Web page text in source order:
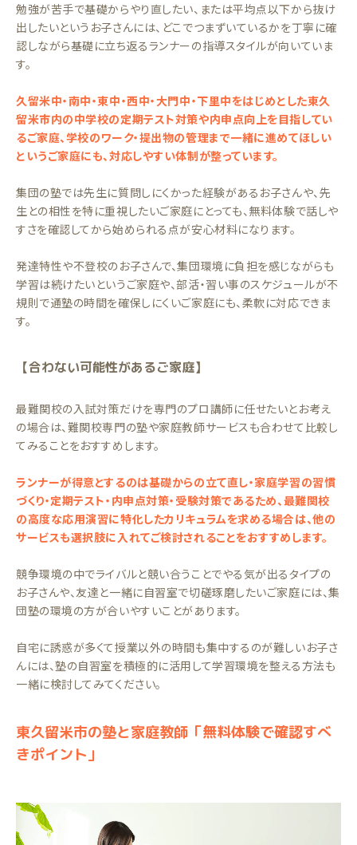
勉強が苦手で基礎からやり直したい、または平均点以下から抜け
出したいというお子さんには、どこでつまずいているかを丁寧に確
認しながら基礎に立ち返るランナーの指導スタイルが向いていま
す。
久留米中・南中・東中・西中・大門中・下里中をはじめとした東久
留米市内の中学校の定期テスト対策や内申点向上を目指してい
るご家庭、学校のワーク・提出物の管理まで一緒に進めてほしい
というご家庭にも、対応しやすい体制が整っています。
集団の塾では先生に質問しにくかった経験があるお子さんや、先
生との相性を特に重視したいご家庭にとっても、無料体験で話しや
すさを確認してから始められる点が安心材料になります。
発達特性や不登校のお子さんで、集団環境に負担を感じながらも
学習は続けたいというご家庭や、部活・習い事のスケジュールが不
規則で通塾の時間を確保しにくいご家庭にも、柔軟に対応できま
す。
【合わない可能性があるご家庭】
最難関校の入試対策だけを専門のプロ講師に任せたいとお考え
の場合は、難関校専門の塾や家庭教師サービスも合わせて比較し
てみることをおすすめします。
ランナーが得意とするのは基礎からの立て直し・家庭学習の習慣
づくり・定期テスト・内申点対策・受験対策であるため、最難関校
の高度な応用演習に特化したカリキュラムを求める場合は、他の
サービスも選択肢に入れてご検討されることをおすすめします。
競争環境の中でライバルと競い合うことでやる気が出るタイプの
お子さんや、友達と一緒に自習室で切磋琢磨したいご家庭には、集
団塾の環境の方が合いやすいことがあります。
自宅に誘惑が多くて授業以外の時間も集中するのが難しいお子さ
んには、塾の自習室を積極的に活用して学習環境を整える方法も
一緒に検討してみてください。
東久留米市の塾と家庭教師「無料体験で確認すべ
きポイント」